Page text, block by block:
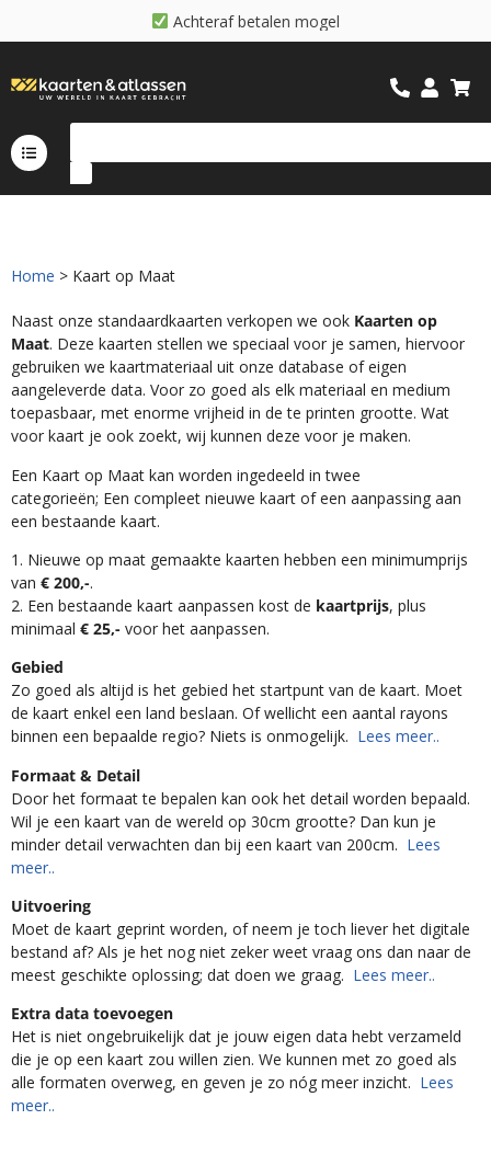
Achteraf betalen mogel
Home > Kaart op Maat
Naast onze standaardkaarten verkopen we ook Kaarten op
Maat. Deze kaarten stellen we speciaal voor je samen, hiervoor
gebruiken we kaartmateriaal uit onze database of eigen
aangeleverde data. Voor zo goed als elk materiaal en medium
toepasbaar, met enorme vrijheid in de te printen grootte. Wat
voor kaart je ook zoekt, wij kunnen deze voor je maken.
Een Kaart op Maat kan worden ingedeeld in twee
categorieën; Een compleet nieuwe kaart of een aanpassing aan
een bestaande kaart.
1. Nieuwe op maat gemaakte kaarten hebben een minimumprijs
van € 200,-.
2. Een bestaande kaart aanpassen kost de kaartprijs, plus
minimaal € 25,- voor het aanpassen.
Gebied
Zo goed als altijd is het gebied het startpunt van de kaart. Moet
de kaart enkel een land beslaan. Of wellicht een aantal rayons
binnen een bepaalde regio? Niets is onmogelijk. Lees meer..
Formaat & Detail
Door het formaat te bepalen kan ook het detail worden bepaald.
Wil je een kaart van de wereld op 30cm grootte? Dan kun je
minder detail verwachten dan bij een kaart van 200cm. Lees
meer..
Uitvoering
Moet de kaart geprint worden, of neem je toch liever het digitale
bestand af? Als je het nog niet zeker weet vraag ons dan naar de
meest geschikte oplossing; dat doen we graag. Lees meer..
Extra data toevoegen
Het is niet ongebruikelijk dat je jouw eigen data hebt verzameld
die je op een kaart zou willen zien. We kunnen met zo goed als
alle formaten overweg, en geven je zo nóg meer inzicht. Lees
meer..